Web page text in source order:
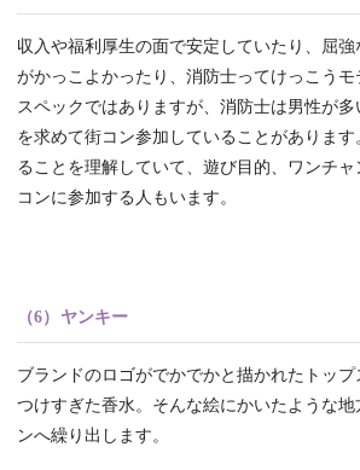
収入や福利厚生の面で安定していたり、屈強
がかっこよかったり、消防士ってけっこう
スペックではありますが、消防士は男性が
を求めて街コン参加していることがありま
ることを理解していて、遊び目的、ワンチ
コンに参加する人もいます。
（6）ヤンキー
ブランドのロゴがでかでかと描かれたトップ
つけすぎた香水。そんな絵にかいたような
ンへ繰り出します。